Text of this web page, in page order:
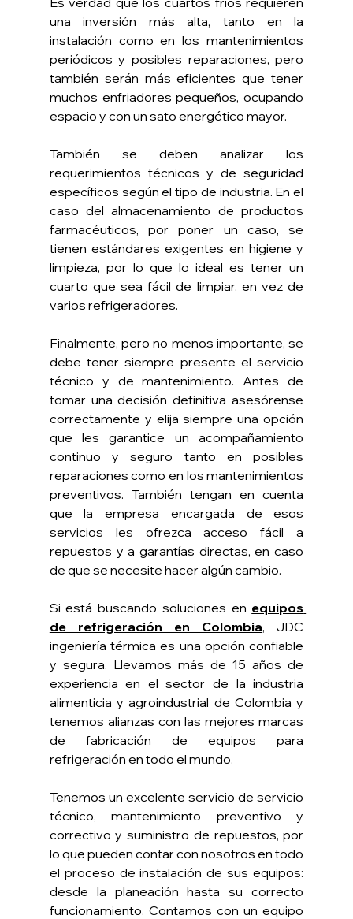
una inversión más alta, tanto en la
instalación como en los mantenimientos
periódicos y posibles reparaciones, pero
también serán más eficientes que tener
muchos enfriadores pequeños, ocupando
espacio y con un sato energético mayor.
También se deben analizar los
requerimientos técnicos y de seguridad
específicos según el tipo de industria. En el
caso del almacenamiento de productos
farmacéuticos, por poner un caso, se
tienen estándares exigentes en higiene y
limpieza, por lo que lo ideal es tener un
cuarto que sea fácil de limpiar, en vez de
varios refrigeradores.
Finalmente, pero no menos importante, se
debe tener siempre presente el servicio
técnico y de mantenimiento. Antes de
tomar una decisión definitiva asesórense
correctamente y elija siempre una opción
que les garantice un acompañamiento
continuo y seguro tanto en posibles
reparaciones como en los mantenimientos
preventivos. También tengan en cuenta
que la empresa encargada de esos
servicios les ofrezca acceso fácil a
repuestos y a garantías directas, en caso
de que se necesite hacer algún cambio.
Si está buscando soluciones en equipos
de refrigeración en Colombia, JDC
ingeniería térmica es una opción confiable
y segura. Llevamos más de 15 años de
experiencia en el sector de la industria
alimenticia y agroindustrial de Colombia y
tenemos alianzas con las mejores marcas
de fabricación de equipos para
refrigeración en todo el mundo.
Tenemos un excelente servicio de servicio
técnico, mantenimiento preventivo y
correctivo y suministro de repuestos, por
lo que pueden contar con nosotros en todo
el proceso de instalación de sus equipos:
desde la planeación hasta su correcto
funcionamiento. Contamos con un equipo